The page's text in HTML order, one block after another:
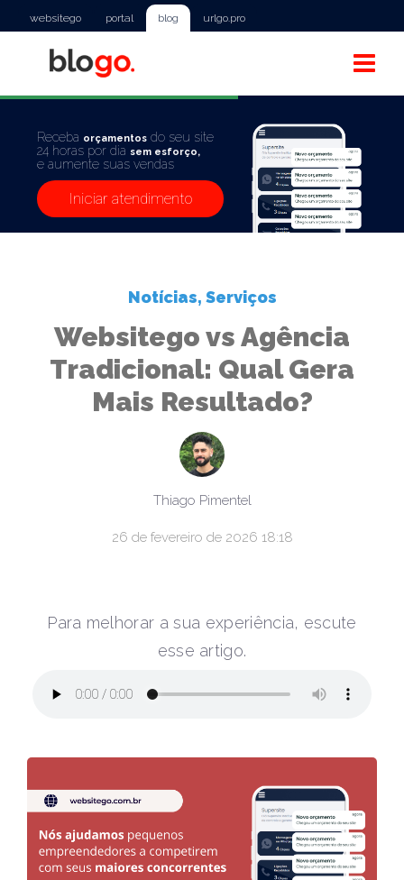
websitego portal blog urlgo.pro
Receba orçamentos do seu site
24 horas por dia sem esforço,
e aumente suas vendas
Iniciar atendimento
Notícias, Serviços
Websitego vs Agência
Tradicional: Qual Gera
Mais Resultado?
Thiago Pimentel
26 de fevereiro de 2026 18:18
Para melhorar a sua experiência, escute
esse artigo.